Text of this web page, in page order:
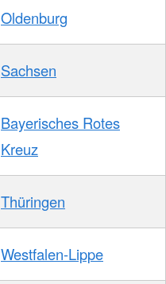
Oldenburg
Sachsen
Bayerisches Rotes
Kreuz
Thüringen
Westfalen-Lippe